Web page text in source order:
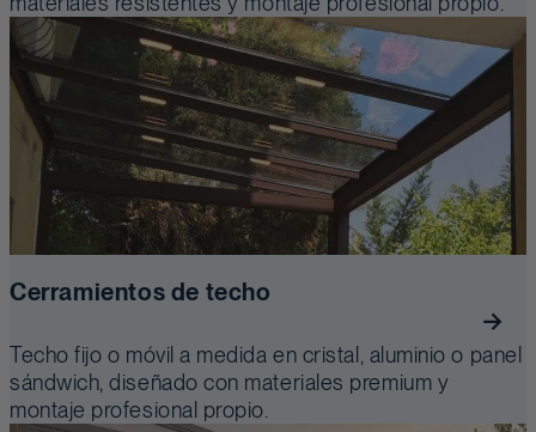
Cerramientos de techo
Techo fijo o móvil a medida en cristal, aluminio o panel
sándwich, diseñado con materiales premium y
montaje profesional propio.